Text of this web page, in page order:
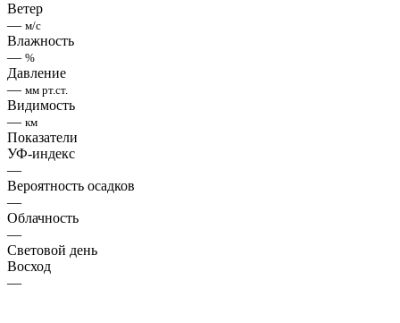
Ветер
— м/с
Влажность
— %
Давление
— мм рт.ст.
Видимость
— км
Показатели
УФ-индекс
—
Вероятность осадков
—
Облачность
—
Световой день
Восход
—